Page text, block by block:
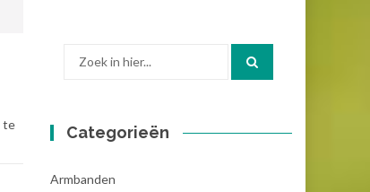
te
Zoek
Categorieën
Armbanden